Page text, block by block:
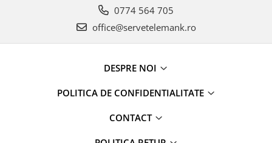
0774 564 705
office@servetelemank.ro
DESPRE NOI
POLITICA DE CONFIDENTIALITATE
CONTACT